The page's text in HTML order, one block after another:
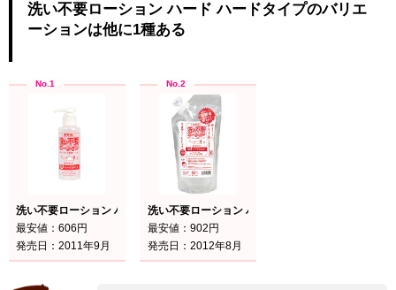
洗い不要ローション ハード ハードタイプのバリエ
ーションは他に1種ある
洗い不要ローション ハード ハードタイプ
最安値：606円
発売日：2011年9月
洗い不要ローション ハード ハード
最安値：902円
発売日：2012年8月